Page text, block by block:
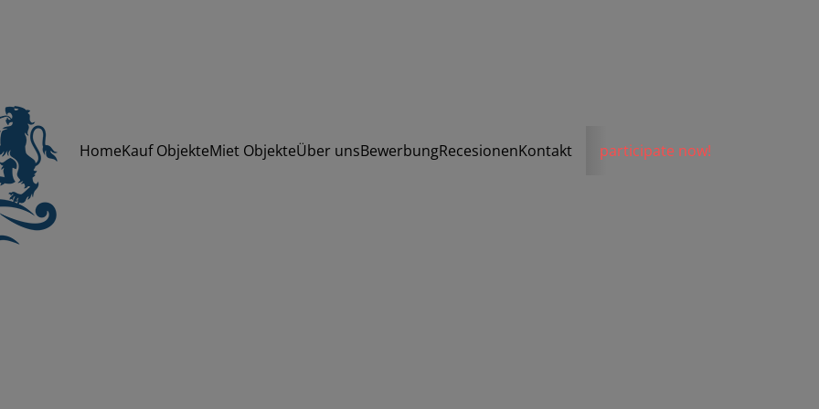
HomeKauf ObjekteMiet ObjekteÜber unsBewerbungRecesionenKontakt participate now!